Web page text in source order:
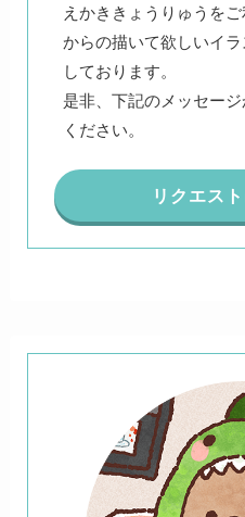
えかききょうりゅうを
からの描いて欲しいイ
しております。
是非、下記のメッセー
ください。
リクエス